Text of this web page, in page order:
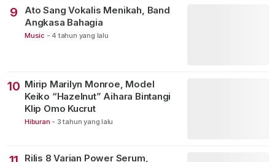
9
Ato Sang Vokalis Menikah, Band
Angkasa Bahagia
Music - 4 tahun yang lalu
10 Mirip Marilyn Monroe, Model
Keiko “Hazelnut” Aihara Bintangi
Klip Omo Kucrut
Hiburan - 3 tahun yang lalu
Rilis 8 Varian Power Serum,